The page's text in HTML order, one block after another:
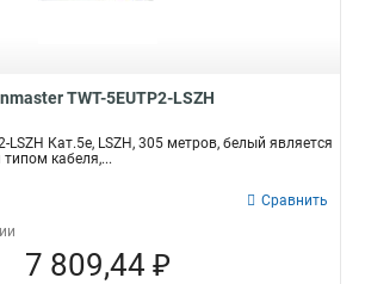
TWT-5EUTP2-LSZH
LSZH Кат.5e, LSZH, 305 метров, белый является
кабеля,...
Сравнить
7 809,44 ₽